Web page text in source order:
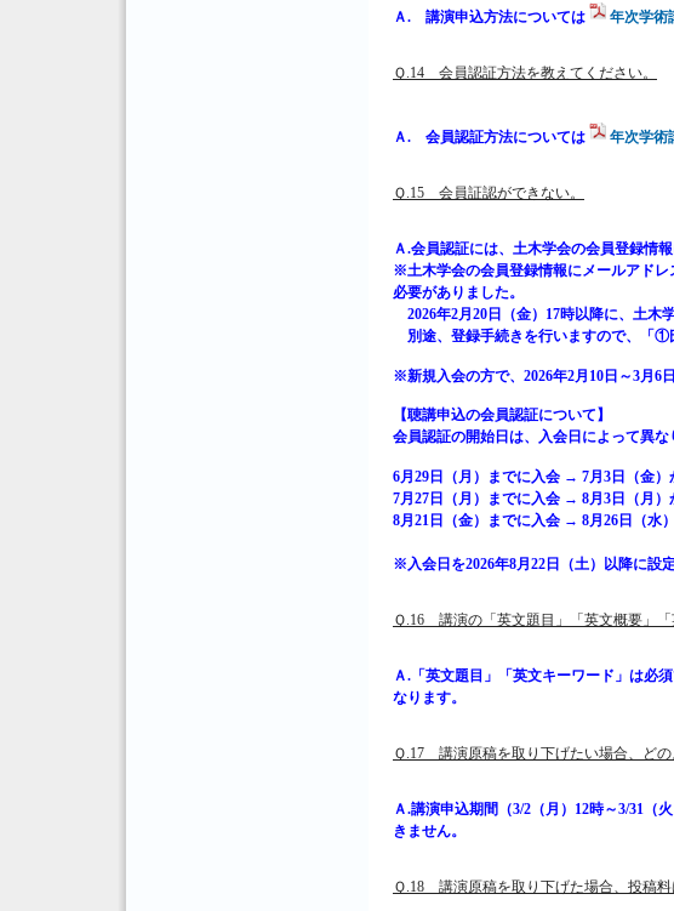
Ａ. 講演申込方法については 年次学術
Ｑ.14 会員認証方法を教えてください。
Ａ. 会員認証方法については 年次学術
Ｑ.15 会員証認ができない。
Ａ.会員認証には、土木学会の会員登録情
※土木学会の会員登録情報にメールアドレ
必要がありました。
2026年2月20日（金）17時以降に、土木
別途、登録手続きを行いますので、「
※新規入会の方で、2026年2月10日～3月6
【聴講申込の会員認証について】
会員認証の開始日は、入会日によって異な
6月29日（月）までに入会 → 7月3日（金）
7月27日（月）までに入会 → 8月3日（月）
8月21日（金）までに入会 → 8月26日（水
※入会日を2026年8月22日（土）以降に設
Ｑ.16 講演の「英文題目」「英文概要」
Ａ.「英文題目」「英文キーワード」は必
なります。
Ｑ.17 講演原稿を取り下げたい場合、ど
Ａ.講演申込期間（3/2（月）12時～3/31（火
きません。
Ｑ.18 講演原稿を取り下げた場合、投稿料